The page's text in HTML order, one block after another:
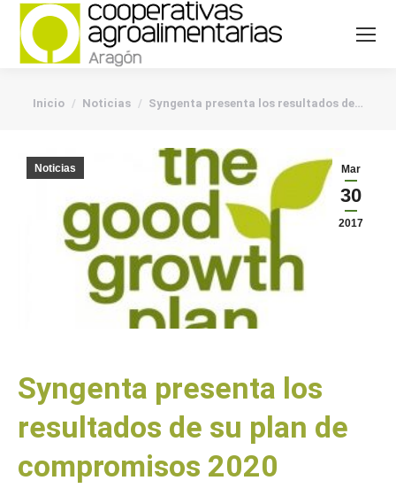
You are here:
Inicio Noticias Syngenta presenta los resultados de…
Mar
30
2017
Noticias
Syngenta presenta los
resultados de su plan de
compromisos 2020